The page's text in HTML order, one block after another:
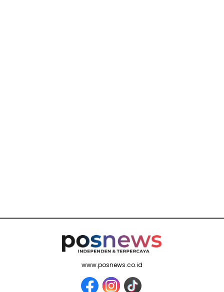
www.posnews.co.id